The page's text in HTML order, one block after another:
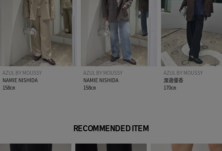
AZUL BY MOUSSY
NAMIE NISHIDA
158㎝
AZUL BY MOUSSY
NAMIE NISHIDA
158㎝
AZUL BY MOUSSY
渡邉優香
170㎝
RECOMMENDED ITEM